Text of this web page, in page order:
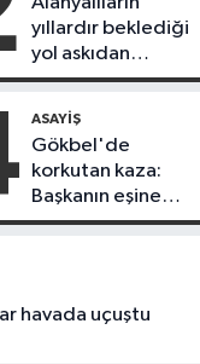
yıllardır beklediği
yol askıdan
döndü
ASAYIŞ
Gökbel'de
korkutan kaza:
Başkanın eşine
motosiklet çarptı
havada uçuştu